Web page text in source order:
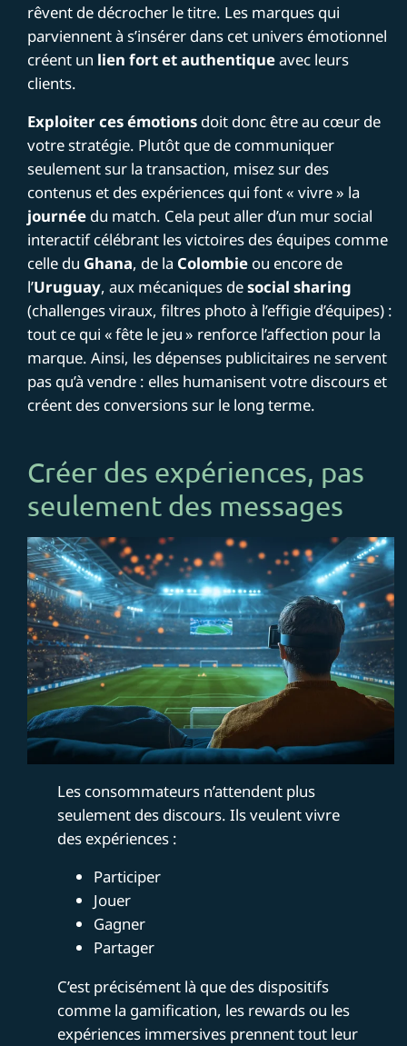
rêvent de décrocher le titre. Les marques qui
parviennent à s’insérer dans cet univers émotionnel
créent un lien fort et authentiqueavec leurs
clients.
Exploiter ces émotions doit donc être au cœur de
votre stratégie. Plutôt que de communiquer
seulement sur la transaction, misez sur des
contenus et des expériences qui font « vivre » la
journée du match. Cela peut aller d’un mur social
interactif célébrant les victoires des équipes comme
celle du Ghana, de la Colombie ou encore de
l’Uruguay, aux mécaniques desocial sharing
(challenges viraux, filtres photo à l’effigie d’équipes) :
tout ce qui « fête le jeu » renforce l’affection pour la
marque. Ainsi, les dépenses publicitaires ne servent
pas qu’à vendre : elles humanisent votre discours et
créent des conversions sur le long terme.
Créer des expériences, pas
seulement des messages
Les consommateurs n’attendent plus
seulement des discours. Ils veulent vivre
des expériences :
Participer
Jouer
Gagner
Partager
C’est précisément là que des dispositifs
comme la gamification, les rewards ou les
expériences immersives prennent tout leur